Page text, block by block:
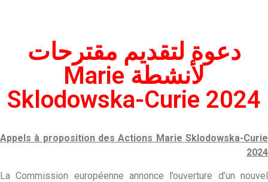
دعوة لتقديم مقترحات
لأنشطة Marie
Sklodowska-Curie 2024
Appels à proposition des Actions Marie Sklodowska-Curie
2024
La Commission européenne annonce l’ouverture d’un nouvel